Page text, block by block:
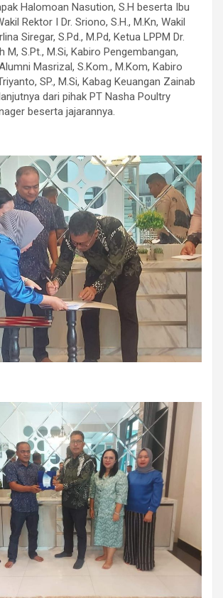
Halomoan Nasution, S.H beserta Ibu
Rektor I Dr. Sriono, S.H., M.Kn, Wakil
Siregar, S.Pd., M.Pd, Ketua LPPM Dr.
M, S.Pt., M.Si, Kabiro Pengembangan,
Masrizal, S.Kom., M.Kom, Kabiro
SP., M.Si, Kabag Keuangan Zainab
dari pihak PT Nasha Poultry
beserta jajarannya.